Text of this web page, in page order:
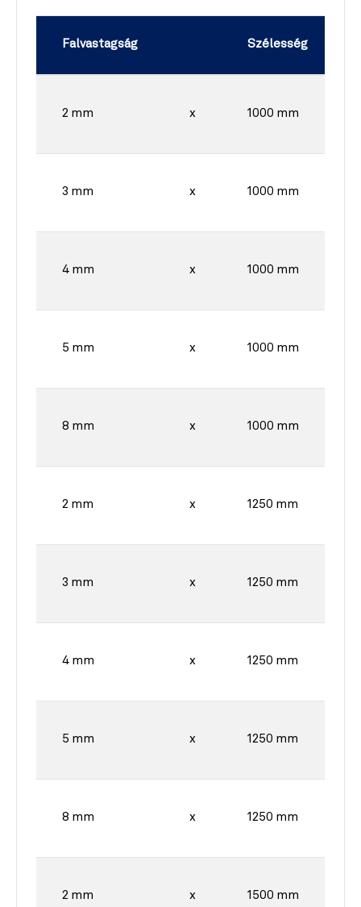
Falvastagság Szélesség
2 mm x 1000 mm
3 mm x 1000 mm
4 mm x 1000 mm
5 mm x 1000 mm
8 mm x 1000 mm
2 mm x 1250 mm
3 mm x 1250 mm
4 mm x 1250 mm
5 mm x 1250 mm
8 mm x 1250 mm
2 mm x 1500 mm